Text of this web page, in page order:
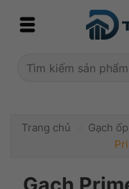
Tìm
Trang chủ » Gạch